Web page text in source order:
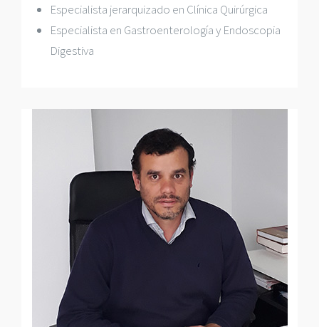
Especialista jerarquizado en Clínica Quirúrgica
Especialista en Gastroenterología y Endoscopia
Digestiva